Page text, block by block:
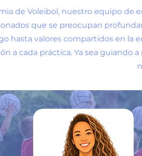
de Voleibol, nuestro equipo de
que se preocupan
hasta valores compartidos en la
a cada práctica. Ya sea